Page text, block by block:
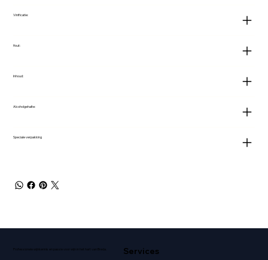
Vinificatie:
Hout:
Inhoud:
Alcoholgehalte:
Speciale verpakking
Professionele wijnkennis en passie voor wijn in het hart van Breda. Services